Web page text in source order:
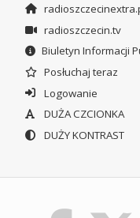
radioszczecin.tv
Biuletyn Informacji
Posłuchaj teraz
Logowanie
DUŻA CZCIONKA
DUŻY KONTRAST